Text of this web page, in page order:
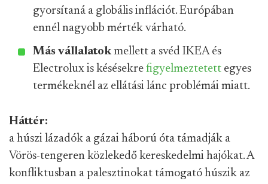
gyorsítaná a globális inflációt. Európában
ennél nagyobb mérték várható.
Más vállalatok mellett a svéd IKEA és
Electrolux is késésekre figyelmeztetett egyes
termékeknél az ellátási lánc problémái miatt.
Háttér:
a húszi lázadók a gázai háború óta támadják a
Vörös-tengeren közlekedő kereskedelmi hajókat. A
konfliktusban a palesztinokat támogató húszik az